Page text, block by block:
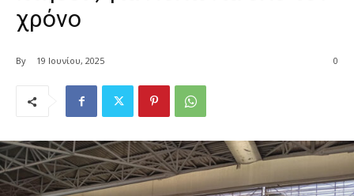
χρόνο
By 19 Ιουνίου, 2025 0